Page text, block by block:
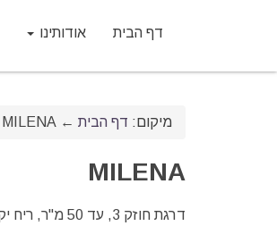
דף הבית אודותינו
מיקום: דף הבית ←
MILENA
MILENA
דרגת חוזק 3, עד 50 מ"ר, ריח יקרתי-נשי